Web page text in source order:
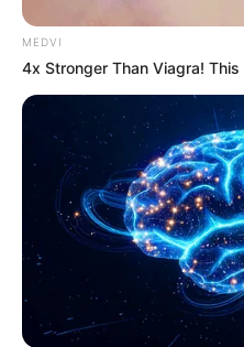
Agentes de saúde de todo o
salários, 40% de Insalubridade e
Agentes de
cobram
40% de
semanais.
12:00 Acs e ACE
MEDVI
4x Stronger Than Viagra!